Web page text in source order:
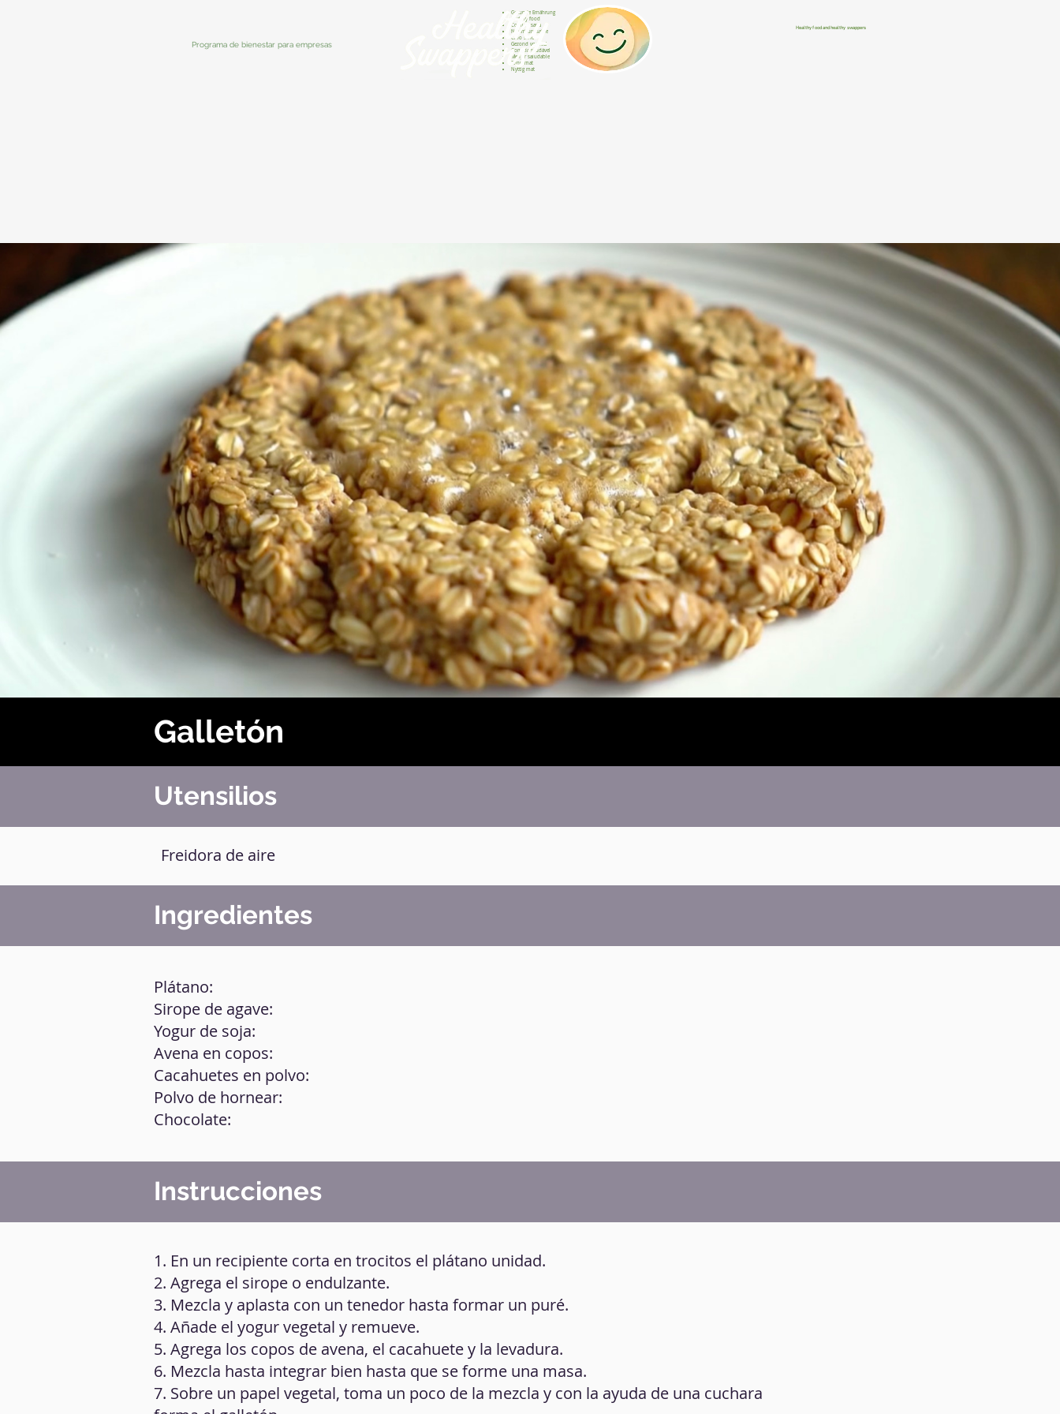
Programa de bienestar para empresas
Gesunde Ernährung
Healthy food
Comida sana
Nourriture saine
Cibo sano
Gezond voedsel
Comida saudável
Menjar saludable
Sunn mat
Nyttig mat
Healthy food and healthy swappers
Galletón
Utensilios
Freidora de aire
Ingredientes
Plátano:
Sirope de agave:
Yogur de soja:
Avena en copos:
Cacahuetes en polvo:
Polvo de hornear:
Chocolate:
Instrucciones
1. En un recipiente corta en trocitos el plátano unidad.
2. Agrega el sirope o endulzante.
3. Mezcla y aplasta con un tenedor hasta formar un puré.
4. Añade el yogur vegetal y remueve.
5. Agrega los copos de avena, el cacahuete y la levadura.
6. Mezcla hasta integrar bien hasta que se forme una masa.
7. Sobre un papel vegetal, toma un poco de la mezcla y con la ayuda de una cuchara